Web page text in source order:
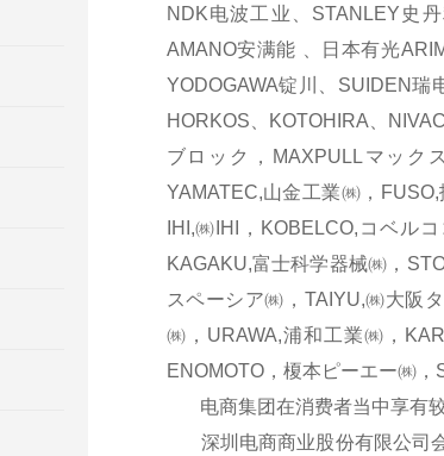
NDK电波工业、STANLEY史
AMANO安满能 、日本有光
YODOGAWA锭川、SUIDEN瑞
HORKOS、KOTOHIRA、
ブロック，MAXPULLマック
YAMATEC,山金工業㈱，
IHI,㈱IHI，KOBELCO,コベル
KAGAKU,富士科学器械㈱，
スペーシア㈱，TAIYU,㈱大阪
㈱，URAWA,浦和工業㈱，
ENOMOTO，榎本ピーエー㈱
电商集团在消费者当中享有较
深圳电商商业股份有限公司会